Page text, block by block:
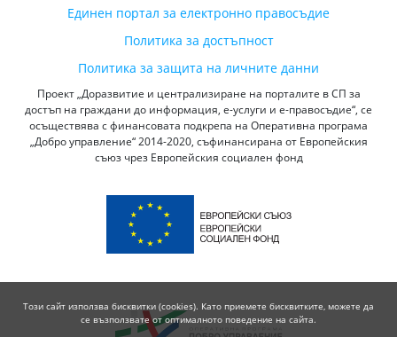
Единен портал за електронно правосъдие
Политика за достъпност
Политика за защита на личните данни
Проект „Доразвитие и централизиране на порталите в СП за
достъп на граждани до информация, е-услуги и е-правосъдие“, се
осъществява с финансовата подкрепа на Оперативна програма
„Добро управление“ 2014-2020, съфинансирана от Европейския
съюз чрез Европейския социален фонд
Този сайт използва бисквитки (cookies). Като приемете бисквитките, можете да
се възползвате от оптималното поведение на сайта.